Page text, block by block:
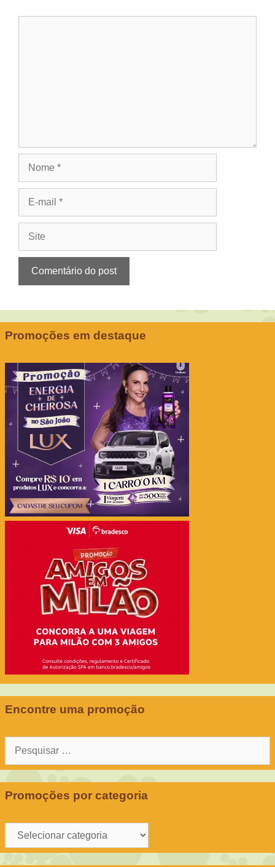
Promoções em destaque
Encontre uma promoção
Pesquisar
Promoções por categoria
Promoções
por